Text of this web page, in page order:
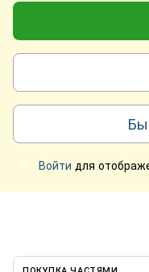
% Войти для
ПОКУПКА ЧАСТЯМИ